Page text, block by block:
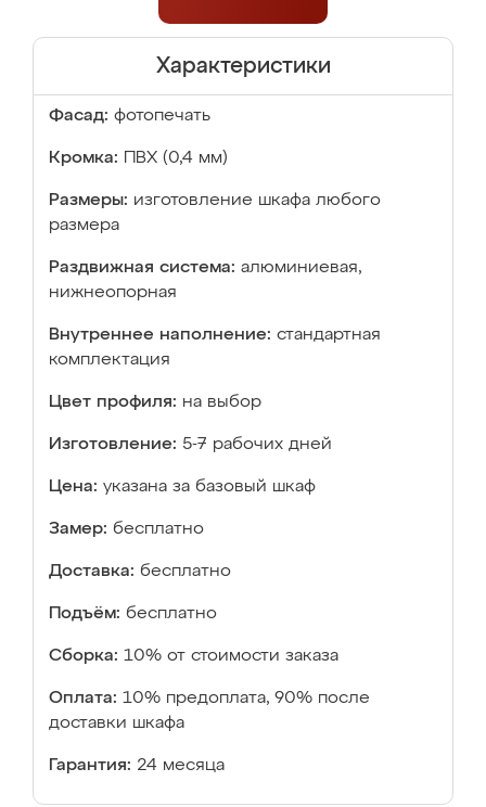
Характеристики
Фасад: фотопечать
Кромка: ПВХ (0,4 мм)
Размеры: изготовление шкафа любого
размера
Раздвижная система: алюминиевая,
нижнеопорная
Внутреннее наполнение: стандартная
комплектация
Цвет профиля: на выбор
Изготовление: 5-7 рабочих дней
Цена: указана за базовый шкаф
Замер: бесплатно
Доставка: бесплатно
Подъём: бесплатно
Сборка: 10% от стоимости заказа
Оплата: 10% предоплата, 90% после
доставки шкафа
Гарантия: 24 месяца